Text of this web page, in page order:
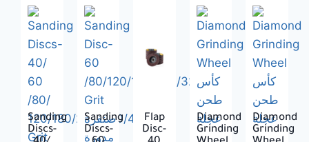
Sanding
Discs-
Sanding
Discs-
Flap
Disc-
Diamond
Grinding
Diamond
Grinding